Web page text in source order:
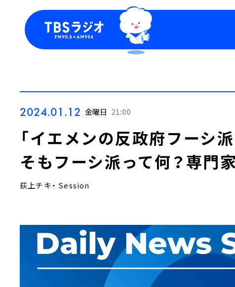
Podcast
2024.01.12 金曜日 21:00
「イエメンの反政府フーシ
そもフーシ派って何？専門
荻上チキ・ Session